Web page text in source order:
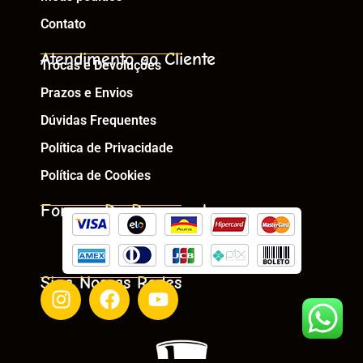
Contato
Atendimento ao Cliente
Trocas e Devoluções
Prazos e Envios
Dúvidas Frequentes
Política de Privacidade
Política de Cookies
Formas De Pagamento
Siga Nossas Redes